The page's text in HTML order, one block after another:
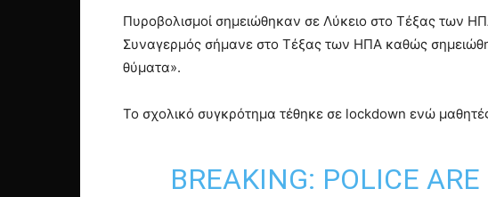
Πυροβολισμοί σημειώθηκαν σε Λύκειο στο Τέξας των
Συναγερμός σήμανε στο Τέξας των ΗΠΑ καθώς
θύματα».
Το σχολικό συγκρότημα τέθηκε σε lockdown ενώ
BREAKING: POLICE